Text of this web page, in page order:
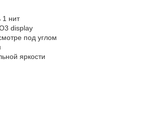
1 нит
display
под углом
яркости